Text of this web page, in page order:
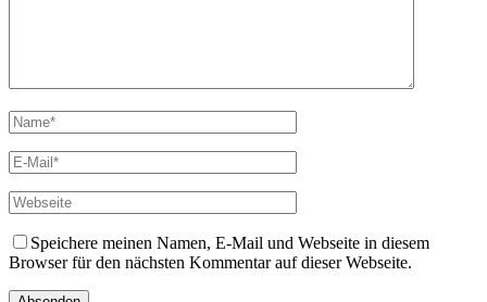
Speichere meinen Namen, E-Mail und Webseite in diesem
Browser für den nächsten Kommentar auf dieser Webseite.